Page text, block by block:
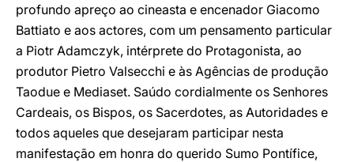
profundo apreço ao cineasta e encenador Giacomo
Battiato e aos actores, com um pensamento particular
a Piotr Adamczyk, intérprete do Protagonista, ao
produtor Pietro Valsecchi e às Agências de produção
Taodue e Mediaset. Saúdo cordialmente os Senhores
Cardeais, os Bispos, os Sacerdotes, as Autoridades e
todos aqueles que desejaram participar nesta
manifestação em honra do querido Sumo Pontífice,